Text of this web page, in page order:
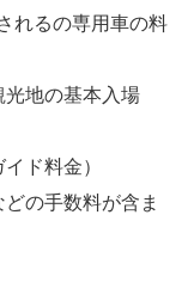
れるの専用車の料
地の基本入場
ド料金）
の手数料が含ま